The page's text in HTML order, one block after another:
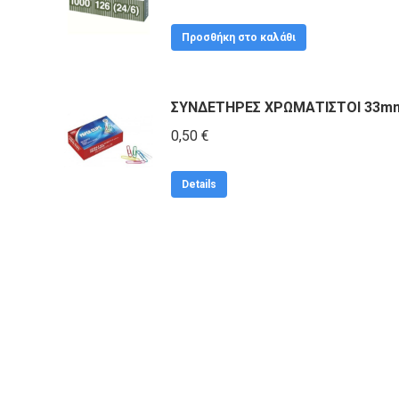
Προσθήκη στο καλάθι
ΣΥΝΔΕΤΗΡΕΣ ΧΡΩΜΑΤΙΣΤΟΙ
0,50 €
Details